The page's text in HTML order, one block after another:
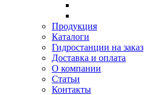
Продукция
Каталоги
Гидростанции на заказ
Доставка и оплата
О компании
Статьи
Контакты